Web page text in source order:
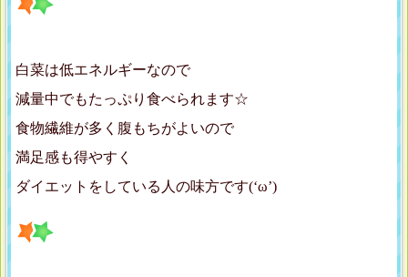
白菜は低エネルギーなので
減量中でもたっぷり食べられます☆
食物繊維が多く腹もちがよいので
満足感も得やすく
ダイエットをしている人の味方です(‘ω’)